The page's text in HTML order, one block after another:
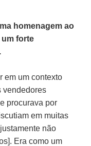
homenagem ao
um forte
em um contexto
vendedores
procurava por
em muitas
não
Era como um